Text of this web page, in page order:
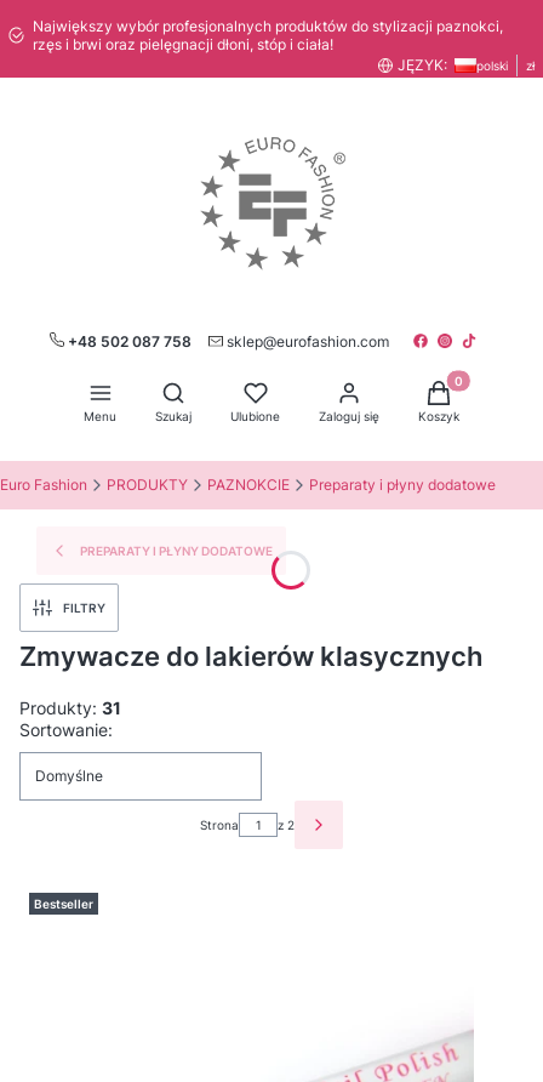
Największy wybór profesjonalnych produktów do stylizacji paznokci,
rzęs i brwi oraz pielęgnacji dłoni, stóp i ciała!
JĘZYK:
polski zł
+48 502 087 758 sklep@eurofashion.com
Menu
Otwórz wyszukiwarkę
Szukaj Ulubione Zaloguj się
Produkty w
Koszyk
Euro Fashion PRODUKTY PAZNOKCIE Preparaty i płyny dodatowe
PREPARATY I PŁYNY DODATOWE
FILTRY
Zmywacze do lakierów klasycznych
Produkty: 31
Lista produktów
Sortowanie:
Domyślne
Strona z 2 NASTĘPNE PRODUKTY
Bestseller